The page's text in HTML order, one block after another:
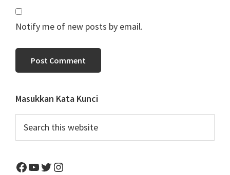
Notify me of new posts by email.
Primary
Sidebar
Masukkan Kata Kunci
this
Facebook
YouTube
Twitter
Instagram